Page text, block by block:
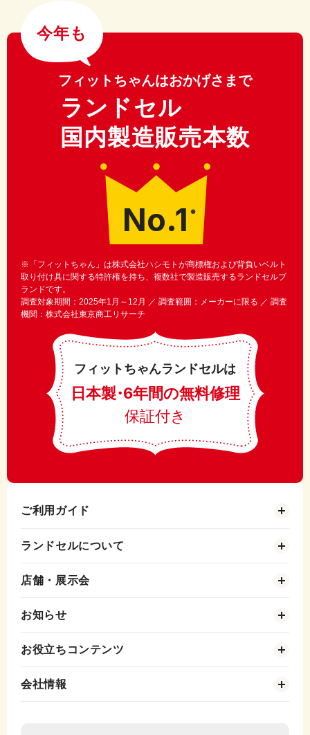
今年も
フィットちゃんはおかげさまで
ランドセル
国内製造販売本数
No.1 ※
※「フィットちゃん」は株式会社ハシモトが商標権および背負いベルト
取り付け具に関する特許権を持ち、複数社で製造販売するランドセルブ
ランドです。
調査対象期間：2025年1月～12月 ／ 調査範囲：メーカーに限る ／ 調査
機関：株式会社東京商工リサーチ
フィットちゃんランドセルは
日本製・6年間の無料修理
保証付き
ご利用ガイド
ランドセルについて
店舗・展示会
お知らせ
お役立ちコンテンツ
会社情報